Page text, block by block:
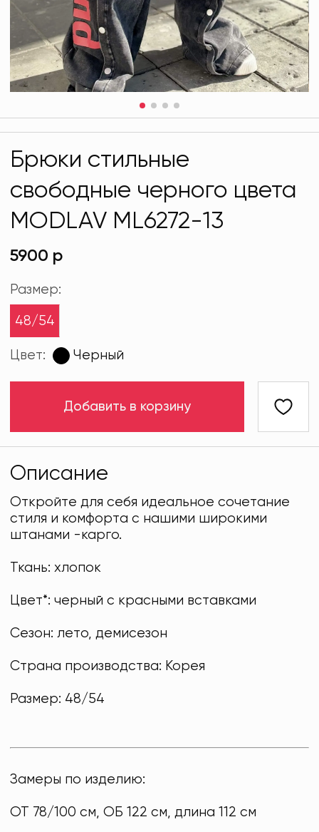
Брюки стильные
свободные черного цвета
MODLAV ML6272-13
5900 р
Размер:
48/54
Цвет: Черный
Добавить в корзину
Описание
Откройте для себя идеальное сочетание
стиля и комфорта с нашими широкими
штанами -карго.
Ткань: хлопок
Цвет*: черный с красными вставками
Сезон: лето, демисезон
Страна производства: Корея
Размер: 48/54
Замеры по изделию:
ОТ 78/100 см, ОБ 122 см, длина 112 см